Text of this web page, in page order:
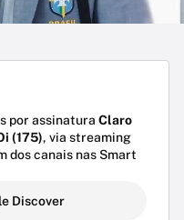
por assinatura Claro
(175), via streaming
dos canais nas Smart
Discover